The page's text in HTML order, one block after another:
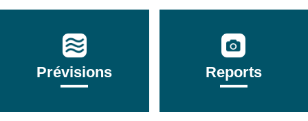
Prévisions Reports